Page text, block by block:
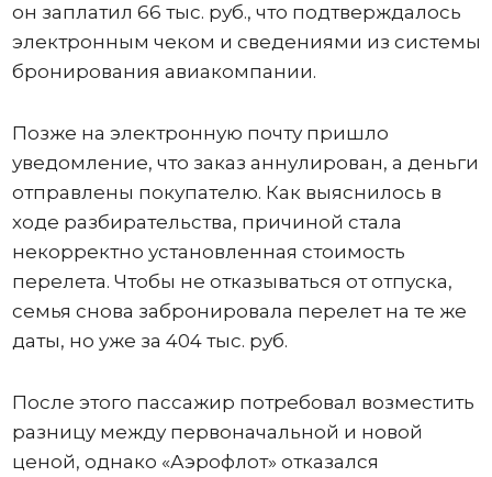
он заплатил 66 тыс. руб., что подтверждалось
электронным чеком и сведениями из системы
бронирования авиакомпании.
Позже на электронную почту пришло
уведомление, что заказ аннулирован, а деньги
отправлены покупателю. Как выяснилось в
ходе разбирательства, причиной стала
некорректно установленная стоимость
перелета. Чтобы не отказываться от отпуска,
семья снова забронировала перелет на те же
даты, но уже за 404 тыс. руб.
После этого пассажир потребовал возместить
разницу между первоначальной и новой
ценой, однако «Аэрофлот» отказался